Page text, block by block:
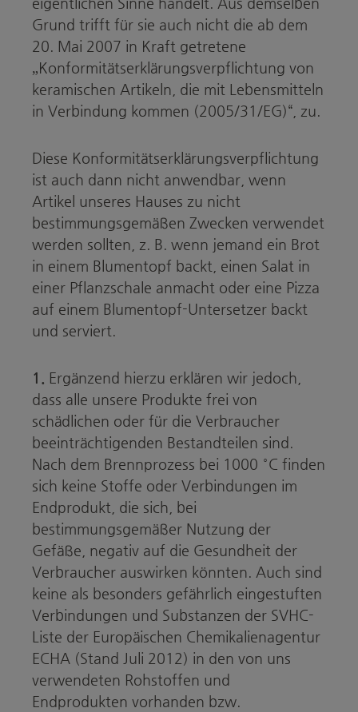
Grund trifft für sie auch nicht die ab dem
20. Mai 2007 in Kraft getretene
„Konformitätserklärungsverpflichtung von
keramischen Artikeln, die mit Lebensmitteln
in Verbindung kommen (2005/31/EG)“, zu.
Diese Konformitätserklärungsverpflichtung
ist auch dann nicht anwendbar, wenn
Artikel unseres Hauses zu nicht
bestimmungsgemäßen Zwecken verwendet
werden sollten, z. B. wenn jemand ein Brot
in einem Blumentopf backt, einen Salat in
einer Pflanzschale anmacht oder eine Pizza
auf einem Blumentopf-Untersetzer backt
und serviert.
1. Ergänzend hierzu erklären wir jedoch,
dass alle unsere Produkte frei von
schädlichen oder für die Verbraucher
beeinträchtigenden Bestandteilen sind.
Nach dem Brennprozess bei 1000 °C finden
sich keine Stoffe oder Verbindungen im
Endprodukt, die sich, bei
bestimmungsgemäßer Nutzung der
Gefäße, negativ auf die Gesundheit der
Verbraucher auswirken könnten. Auch sind
keine als besonders gefährlich eingestuften
Verbindungen und Substanzen der SVHC-
Liste der Europäischen Chemikalienagentur
ECHA (Stand Juli 2012) in den von uns
verwendeten Rohstoffen und
Endprodukten vorhanden bzw.